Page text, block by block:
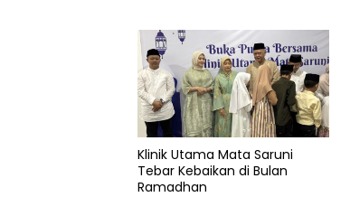
Rusdinar
Klinik Utama Mata Saruni
Tebar Kebaikan di Bulan
Ramadhan